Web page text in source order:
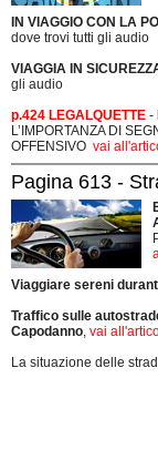
IN VIAGGIO CON LA
dove trovi tutti gli audio
VIAGGIA IN
gli audio
p.424 LEGALQUETTE -
L’IMPORTANZA DI
OFFENSIVO vai
Pagina 613 -
Viaggiare sereni
Traffico sulle
Capodanno, vai
La situazione delle